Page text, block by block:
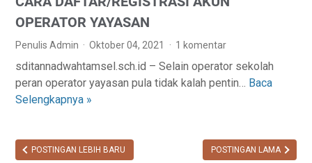
D
A
D
I
0
2
N
T
K
B
D
OPERATOR YAYASAN
Penulis Admin Oktober 04, 2021 1 komentar
sditannadwahtamsel.sch.id – Selain operator sekolah
peran operator yayasan pula tidak kalah pentin… Baca
Selengkapnya »
C
D
POSTINGAN LEBIH BARU POSTINGAN LAMA